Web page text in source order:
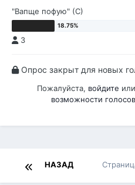
"Вапще пофую" (С)
3
Опрос закрыт для новых
Пожалуйста, войдите или
возможности
НАЗАД